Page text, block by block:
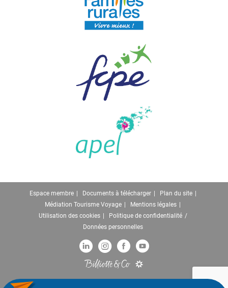
Espace membre Documents à télécharger
Plan du site
Médiation Tourisme Voyage
Mentions légales
Utilisation des cookies
Politique de confidentialité
Données personnelles